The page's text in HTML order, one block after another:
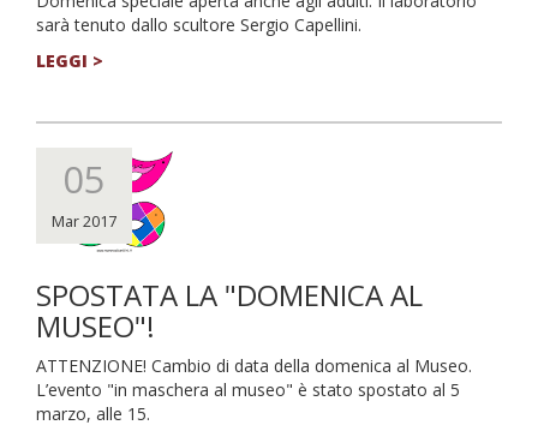
sarà tenuto dallo scultore Sergio Capellini.
LEGGI >
05
Mar 2017
SPOSTATA LA "DOMENICA AL
MUSEO"!
ATTENZIONE! Cambio di data della domenica al Museo.
L’evento "in maschera al museo" è stato spostato al 5
marzo, alle 15.